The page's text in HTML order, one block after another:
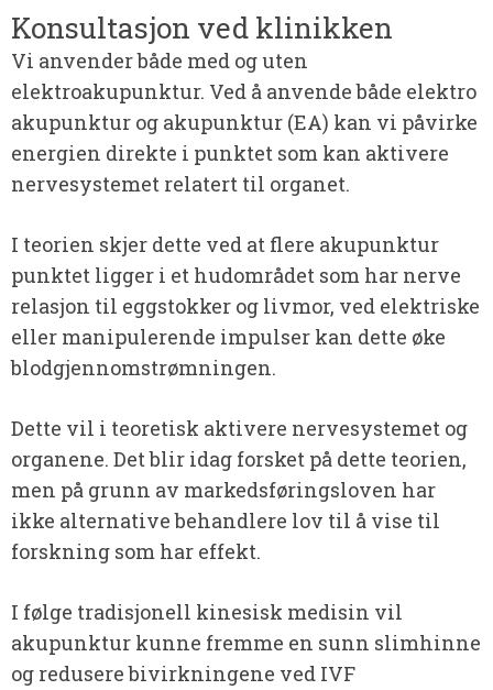
Konsultasjon ved klinikken
Vi anvender både med og uten
elektroakupunktur. Ved å anvende både elektro
akupunktur og akupunktur (EA) kan vi påvirke
energien direkte i punktet som kan aktivere
nervesystemet relatert til organet.
I teorien skjer dette ved at flere akupunktur
punktet ligger i et hudområdet som har nerve
relasjon til eggstokker og livmor, ved elektriske
eller manipulerende impulser kan dette øke
blodgjennomstrømningen.
Dette vil i teoretisk aktivere nervesystemet og
organene. Det blir idag forsket på dette teorien,
men på grunn av markedsføringsloven har
ikke alternative behandlere lov til å vise til
forskning som har effekt.
I følge tradisjonell kinesisk medisin vil
akupunktur kunne fremme en sunn slimhinne
og redusere bivirkningene ved IVF